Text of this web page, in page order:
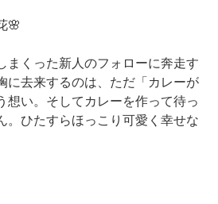
🌸
まくった新人のフォローに奔走す
に去来するのは、ただ「カレーが
い。そしてカレーを作って待っ
。ひたすらほっこり可愛く幸せな